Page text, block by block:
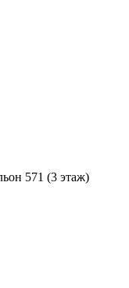
571 (3 этаж)